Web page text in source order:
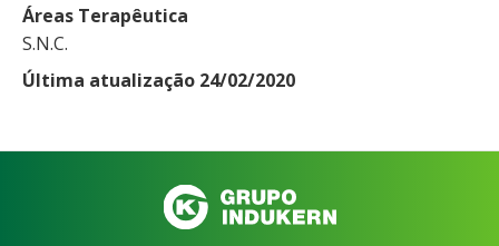
Áreas Terapêutica
S.N.C.
Última atualização 24/02/2020